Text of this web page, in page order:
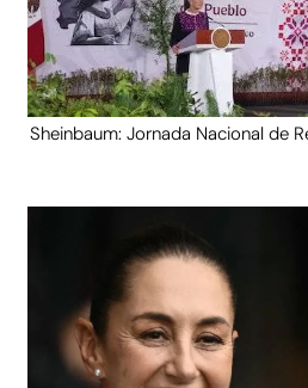
Sheinbaum: Jornada Nacional de